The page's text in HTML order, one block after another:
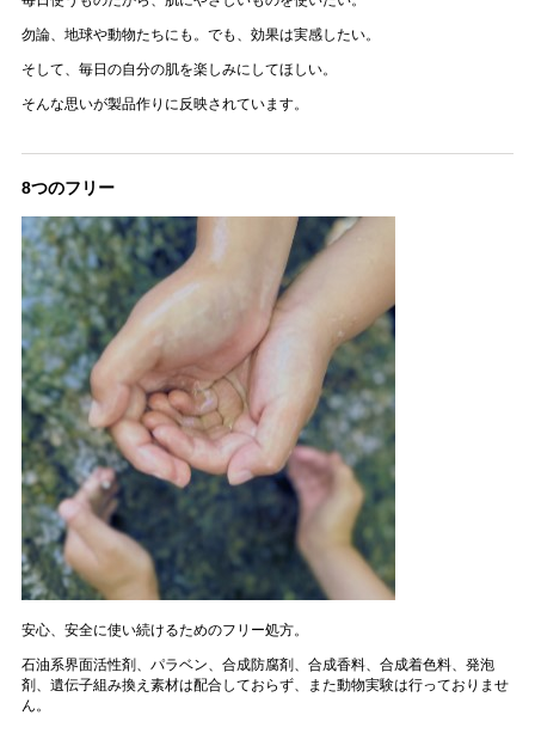
勿論、地球や動物たちにも。でも、効果は実感したい。
そして、毎日の自分の肌を楽しみにしてほしい。
そんな思いが製品作りに反映されています。
8つのフリー
安心、安全に使い続けるためのフリー処方。
石油系界面活性剤、パラベン、合成防腐剤、合成香料、合成着色料、発泡
剤、遺伝子組み換え素材は配合しておらず、また動物実験は行っておりませ
ん。